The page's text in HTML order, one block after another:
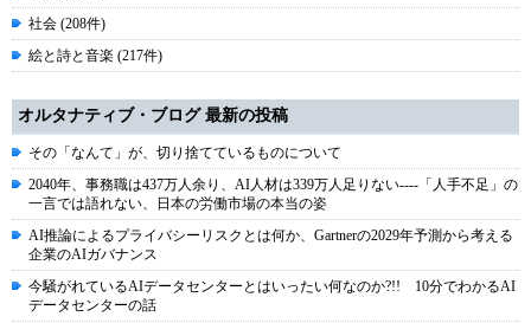
社会 (208件)
絵と詩と音楽 (217件)
オルタナティブ・ブログ 最新の投稿
その「なんて」が、切り捨てているものについて
2040年、事務職は437万人余り、AI人材は339万人足りない----「人手不足」の
一言では語れない、日本の労働市場の本当の姿
AI推論によるプライバシーリスクとは何か、Gartnerの2029年予測から考える
企業のAIガバナンス
今騒がれているAIデータセンターとはいったい何なのか?!! 10分でわかるAI
データセンターの話